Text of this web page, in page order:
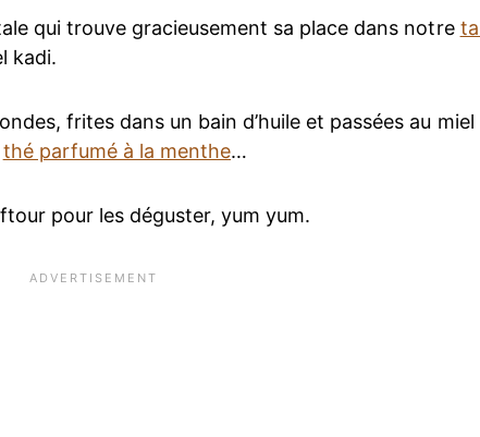
qui trouve gracieusement sa place dans notre
kadi.
frites dans un bain d’huile et passées au miel
thé parfumé à la menthe…
ftour pour les déguster, yum yum.